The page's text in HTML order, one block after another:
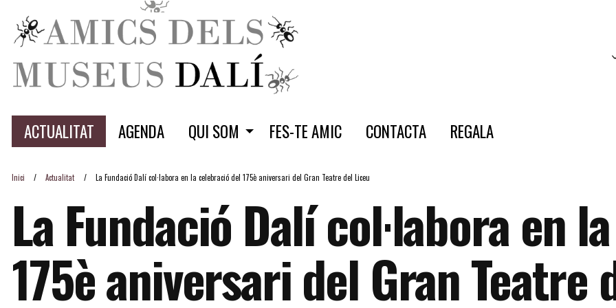
ACTUALITAT AGENDA QUI SOM FES-TE AMIC CONTACTA REGALA
Inici Actualitat La Fundació Dalí col·labora en la celebració del 175è aniversari del Gran Teatre del Liceu
La Fundació Dalí col·labora en
175è aniversari del Gran Teatre